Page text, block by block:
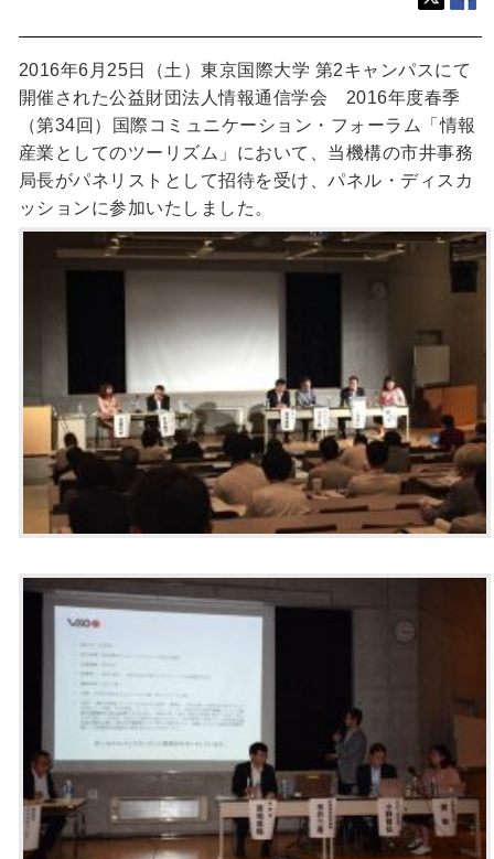
2016年6月25日（土）東京国際大学 第2キャンパスにて
開催された公益財団法人情報通信学会 2016年度春季
（第34回）国際コミュニケーション・フォーラム「情報
産業としてのツーリズム」において、当機構の市井事務
局長がパネリストとして招待を受け、パネル・ディスカ
ッションに参加いたしました。